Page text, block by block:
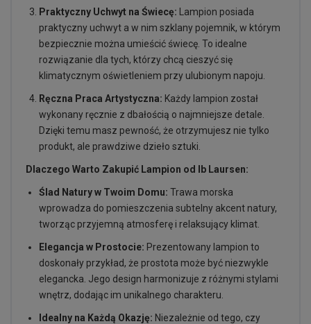
Praktyczny Uchwyt na Świecę: Lampion posiada
praktyczny uchwyt a w nim szklany pojemnik, w którym
bezpiecznie można umieścić świecę. To idealne
rozwiązanie dla tych, którzy chcą cieszyć się
klimatycznym oświetleniem przy ulubionym napoju.
Ręczna Praca Artystyczna: Każdy lampion został
wykonany ręcznie z dbałością o najmniejsze detale.
Dzięki temu masz pewność, że otrzymujesz nie tylko
produkt, ale prawdziwe dzieło sztuki.
Dlaczego Warto Zakupić Lampion od Ib Laursen:
Ślad Natury w Twoim Domu: Trawa morska
wprowadza do pomieszczenia subtelny akcent natury,
tworząc przyjemną atmosferę i relaksujący klimat.
Elegancja w Prostocie: Prezentowany lampion to
doskonały przykład, że prostota może być niezwykle
elegancka. Jego design harmonizuje z różnymi stylami
wnętrz, dodając im unikalnego charakteru.
Idealny na Każdą Okazję: Niezależnie od tego, czy